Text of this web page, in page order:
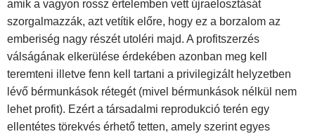
amik a vagyon rossz értelemben vett újraelosztását
szorgalmazzák, azt vetítik előre, hogy ez a borzalom az
emberiség nagy részét utoléri majd. A profitszerzés
válságának elkerülése érdekében azonban meg kell
teremteni illetve fenn kell tartani a privilegizált helyzetben
lévő bérmunkások rétegét (mivel bérmunkások nélkül nem
lehet profit). Ezért a társadalmi reprodukció terén egy
ellentétes törekvés érhető tetten, amely szerint egyes